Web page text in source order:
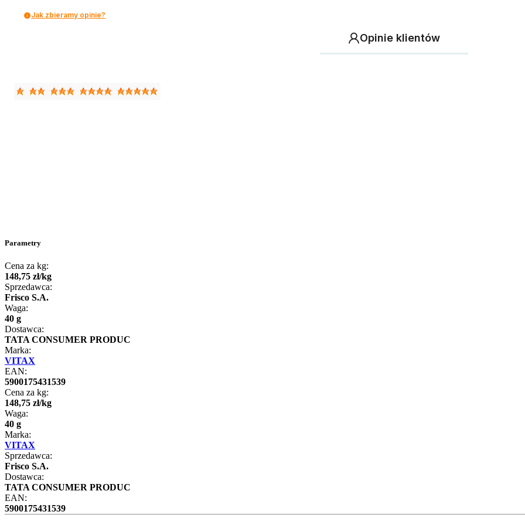
Jak zbieramy opinie?
Opinie klientów
Parametry
Cena za kg:
148,75 zł/kg
Sprzedawca:
Frisco S.A.
Waga:
40 g
Dostawca:
TATA CONSUMER PRODUC
Marka:
VITAX
EAN:
5900175431539
Cena za kg:
148,75 zł/kg
Waga:
40 g
Marka:
VITAX
Sprzedawca:
Frisco S.A.
Dostawca:
TATA CONSUMER PRODUC
EAN:
5900175431539